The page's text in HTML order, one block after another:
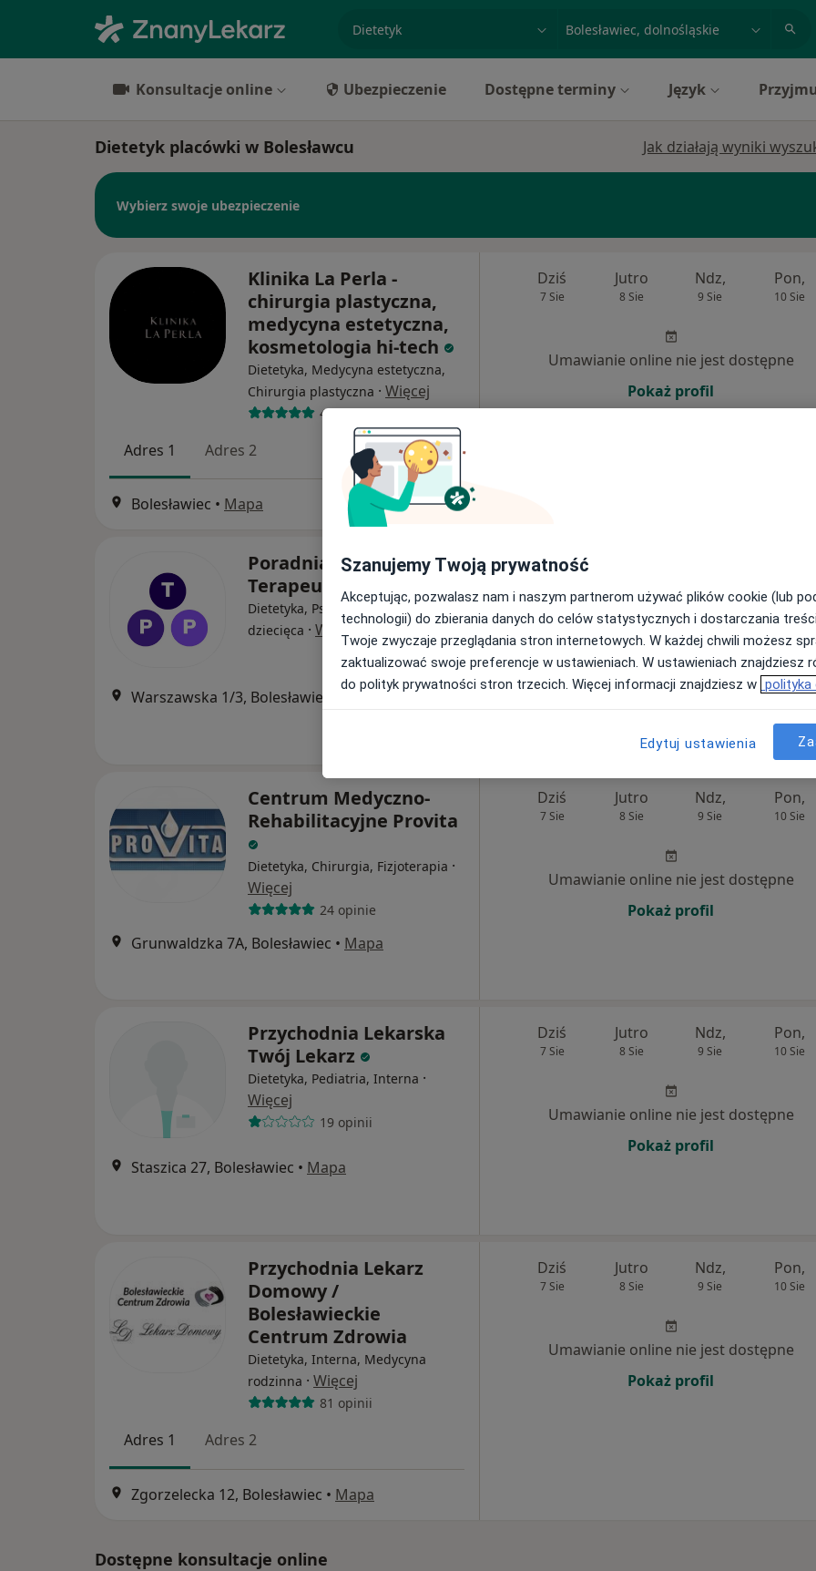
miasto lub dzielnica
Konsultacje online Ubezpieczenie Dostępne terminy Język
Dietetyk placówki w Bolesławcu Jak działają wyniki
Wybierz swoje ubezpieczenie
Klinika La Perla -
chirurgia plastyczna,
medycyna estetyczna,
kosmetologia hi-tech
Dietetyka, Medycyna estetyczna,
Chirurgia plastyczna · Więcej
48 opinii
Adres 1 Adres 2
Bolesławiec • Mapa
Dziś
7 Sie
Jutro
8 Sie
Ndz,
9 Sie
Pon,
10 Sie
Umawianie online nie jest dostępne
Pokaż profil
Poradnia
Terapeutyczna HBW
Dietetyka, Psychiatria, Psychiatria
dziecięca · Więcej
Warszawska 1/3, Bolesławiec Mapa
Dziś
Umawianie online nie jest dostępne
Pokaż profil
Centrum Medyczno-
Rehabilitacyjne Provita
Dietetyka, Chirurgia, Fizjoterapia ·
Więcej
24 opinie
Grunwaldzka 7A, Bolesławiec • Mapa
Dziś
7 Sie
Jutro
8 Sie
Ndz,
9 Sie
Pon,
10 Sie
Umawianie online nie jest dostępne
Pokaż profil
Przychodnia Lekarska
Twój Lekarz
Dietetyka, Pediatria, Interna ·
Więcej
19 opinii
Staszica 27, Bolesławiec • Mapa
Dziś
7 Sie
Jutro
8 Sie
Ndz,
9 Sie
Pon,
10 Sie
Umawianie online nie jest dostępne
Pokaż profil
Przychodnia Lekarz
Domowy /
Bolesławieckie
Centrum Zdrowia
Dietetyka, Interna, Medycyna
rodzinna · Więcej
81 opinii
Adres 1 Adres 2
Zgorzelecka 12, Bolesławiec • Mapa
Dziś
7 Sie
Jutro
8 Sie
Ndz,
9 Sie
Pon,
10 Sie
Umawianie online nie jest dostępne
Pokaż profil
Dostępne konsultacje online
Szanujemy Twoją prywatność
Akceptując, pozwalasz nam i naszym partnerom używać plików cookie (lub
technologii) do zbierania danych do celów statystycznych i dostarczania
Twoje zwyczaje przeglądania stron internetowych. W każdej chwili możesz
zaktualizować swoje preferencje w ustawieniach. W ustawieniach znajdziesz
do polityk prywatności stron trzecich. Więcej informacji znajdziesz w polityka
Edytuj ustawienia